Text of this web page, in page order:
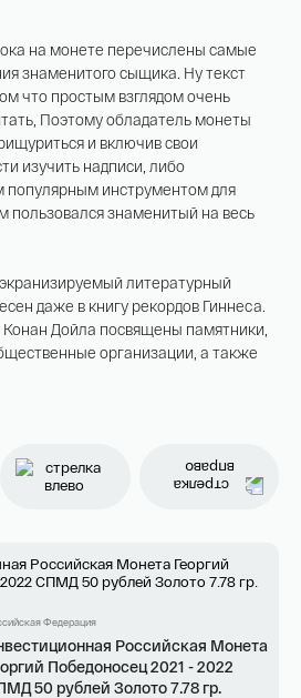
на монете перечислены самые
знаменитого сыщика. Ну текст
что простым взглядом очень
Поэтому обладатель монеты
и включив свои
изучить надписи, либо
популярным инструментом для
пользовался знаменитый на весь
литературный
даже в книгу рекордов Гиннеса.
Дойла посвящены памятники,
организации, а также
Федерация
Российская Монета
Победоносец 2021 - 2022
50 рублей Золото 7.78 гр.
монета
золото 100 рублей
15,5 гр 2021
000 ₽
с Правилами оформления